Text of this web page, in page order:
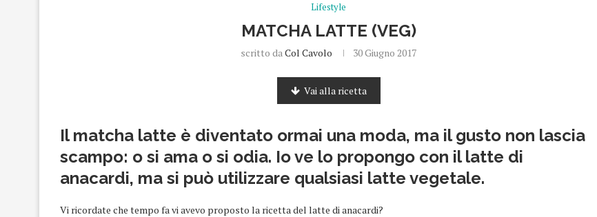
Lifestyle
MATCHA LATTE (VEG)
scritto daCol Cavolo 30 Giugno 2017
Vai alla ricetta
Il matcha latte è diventato ormai una moda, ma il gusto non lascia
scampo: o si ama o si odia. Io ve lo propongo con il latte di
anacardi, ma si può utilizzare qualsiasi latte vegetale.
Vi ricordate che tempo fa vi avevo proposto la ricetta del latte di anacardi?